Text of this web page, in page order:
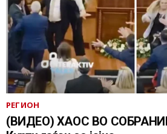
РЕГИОН
(ВИДЕО) ХАОС ВО